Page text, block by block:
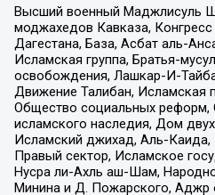
Высший военный Маджлисуль
моджахедов Кавказа,
Дагестана, База, Асбат аль-
Исламская группа, Братья-
освобождения, Лашкар-И-
Движение Талибан, Исламская
Общество социальных
исламского наследия, Дом
Исламский джихад, Аль-
Правый сектор, Исламское
Нусра ли-Ахль аш-Шам,
Минина и Д. Пожарского, Аджр